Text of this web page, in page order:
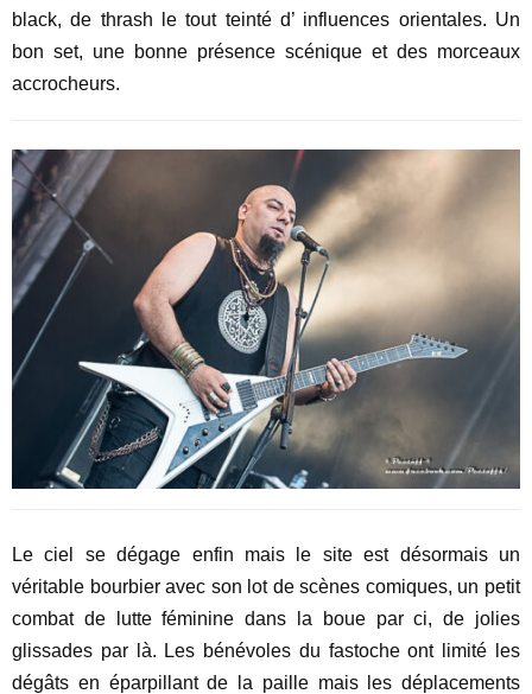
black, de thrash le tout teinté d’ influences orientales. Un
bon set, une bonne présence scénique et des morceaux
accrocheurs.
Le ciel se dégage enfin mais le site est désormais un
véritable bourbier avec son lot de scènes comiques, un petit
combat de lutte féminine dans la boue par ci, de jolies
glissades par là. Les bénévoles du fastoche ont limité les
dégâts en éparpillant de la paille mais les déplacements